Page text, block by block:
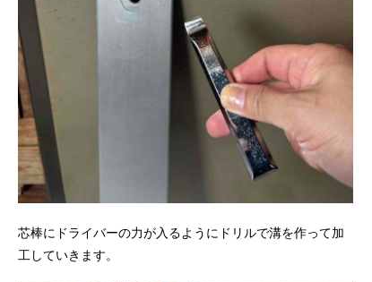
芯棒にドライバーの力が入るようにドリルで溝を作って加
工していきます。